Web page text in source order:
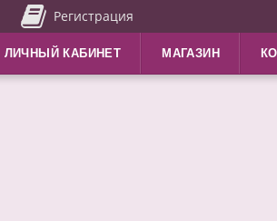
ЛИЧНЫЙ КАБИНЕТ МАГАЗИН
Регистрация